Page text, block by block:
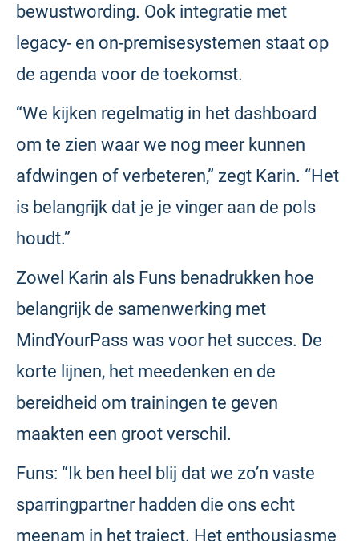
bewustwording. Ook integratie met
legacy- en on-premisesystemen staat op
de agenda voor de toekomst.
“We kijken regelmatig in het dashboard
om te zien waar we nog meer kunnen
afdwingen of verbeteren,” zegt Karin. “Het
is belangrijk dat je je vinger aan de pols
houdt.”
Zowel Karin als Funs benadrukken hoe
belangrijk de samenwerking met
MindYourPass was voor het succes. De
korte lijnen, het meedenken en de
bereidheid om trainingen te geven
maakten een groot verschil.
Funs: “Ik ben heel blij dat we zo’n vaste
sparringpartner hadden die ons echt
meenam in het traject. Het enthousiasme